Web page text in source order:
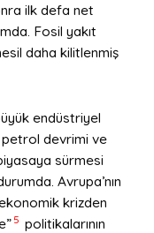
ilk defa net
Fosil yakıt
daha kilitlenmiş
endüstriyel
petrol devrimi ve
sürmesi
Avrupa’nın
krizden
5 politikalarının